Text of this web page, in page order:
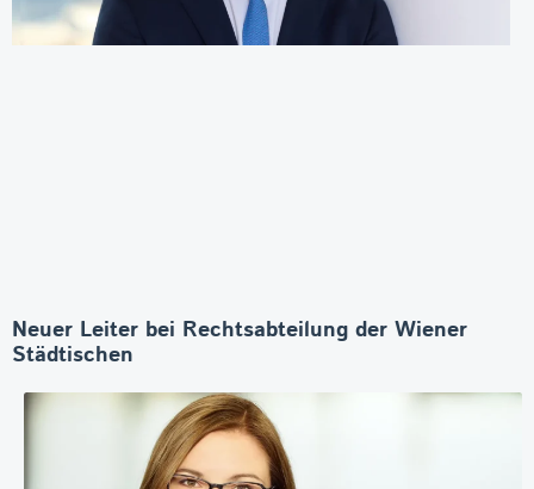
Neuer Leiter bei Rechtsabteilung der Wiener
Städtischen